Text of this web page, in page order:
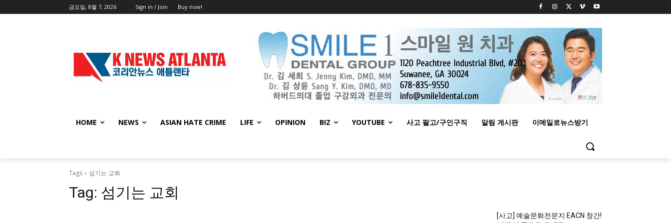
금요일, 8월 7, 2026 Sign in / Join Buy now!
HOME NEWS ASIAN HATE CRIME LIFE OPINION BIZ YOUTUBE 사고 팔고/구인구직 알림 게시판 이메일로뉴스받기
Tags 섬기는 교회
Tag: 섬기는 교회
[사고] 예술문화전문지 EACN 창간!